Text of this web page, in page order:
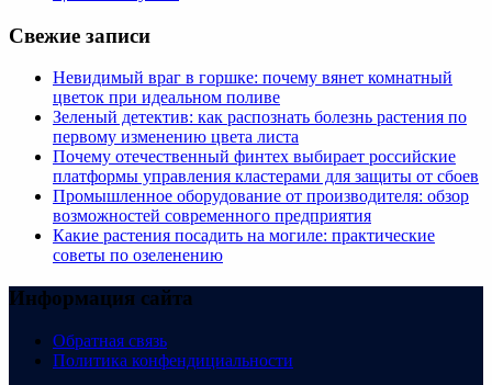
Свежие записи
Невидимый враг в горшке: почему вянет комнатный
цветок при идеальном поливе
Зеленый детектив: как распознать болезнь растения по
первому изменению цвета листа
Почему отечественный финтех выбирает российские
платформы управления кластерами для защиты от сбоев
Промышленное оборудование от производителя: обзор
возможностей современного предприятия
Какие растения посадить на могиле: практические
советы по озеленению
Информация сайта
Обратная связь
Политика конфендициальности